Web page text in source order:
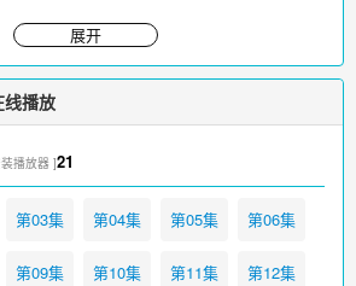
展开
播放
播放器 ]21
第03集 第04集 第05集 第06集
第09集 第10集 第11集 第12集